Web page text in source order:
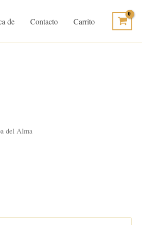
de Contacto Carrito
del Alma